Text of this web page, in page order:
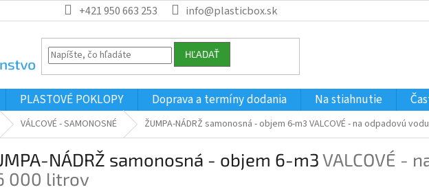
+421 950 663 253 info@plasticbox.sk
HĽADAŤ
PLASTOVÉ POKLOPY Doprava a termíny dodania Na stiahnutie
VÁLCOVÉ - SAMONOSNÉ ŽUMPA-NÁDRŽ samonosná - objem 6-m3 VALCOVÉ - na odpadovú
NÁDRŽ samonosná - objem 6-m3VALCOVÉ -
000 litrov